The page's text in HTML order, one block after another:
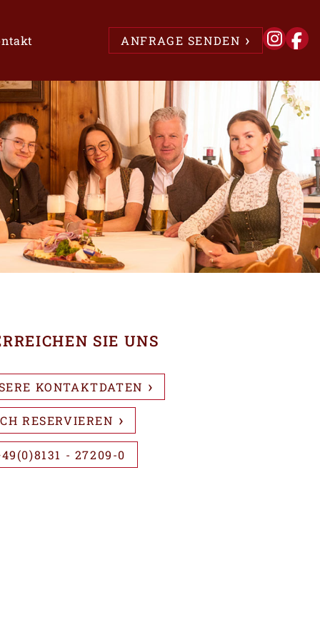
ANFRAGE SENDEN
SIE UNS
KONTAKTDATEN
RESERVIEREN
- 27209-0